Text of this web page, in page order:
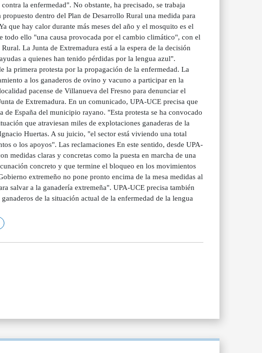
la enfermedad". No obstante, ha precisado, se trabaja
dentro del Plan de Desarrollo Rural una medida para
que hay calor durante más meses del año y el mosquito es el
todo ello "una causa provocada por el cambio climático", con el
La Junta de Extremadura está a la espera de la decisión
a quienes han tenido pérdidas por la lengua azul".
la primera protesta por la propagación de la enfermedad. La
a los ganaderos de ovino y vacuno a participar en la
pacense de Villanueva del Fresno para denunciar el
de Extremadura. En un comunicado, UPA-UCE precisa que
España del municipio rayano. "Esta protesta se ha convocado
que atraviesan miles de explotaciones ganaderas de la
Huertas. A su juicio, "el sector está viviendo una total
o los apoyos". Las reclamaciones En este sentido, desde UPA-
medidas claras y concretas como la puesta en marcha de una
concreto y que termine el bloqueo en los movimientos
extremeño no pone pronto encima de la mesa medidas al
salvar a la ganadería extremeña". UPA-UCE precisa también
de la situación actual de la enfermedad de la lengua